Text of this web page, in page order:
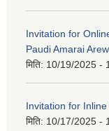
Invitation for
Paudi Amarai
मिति: 10/19/2025 -
Invitation for
मिति: 10/17/2025 -